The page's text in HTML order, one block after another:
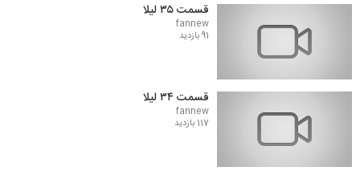
قسمت ۳۵ لیلا
fannew
91 بازدید
قسمت ۳۴ لیلا
fannew
117 بازدید